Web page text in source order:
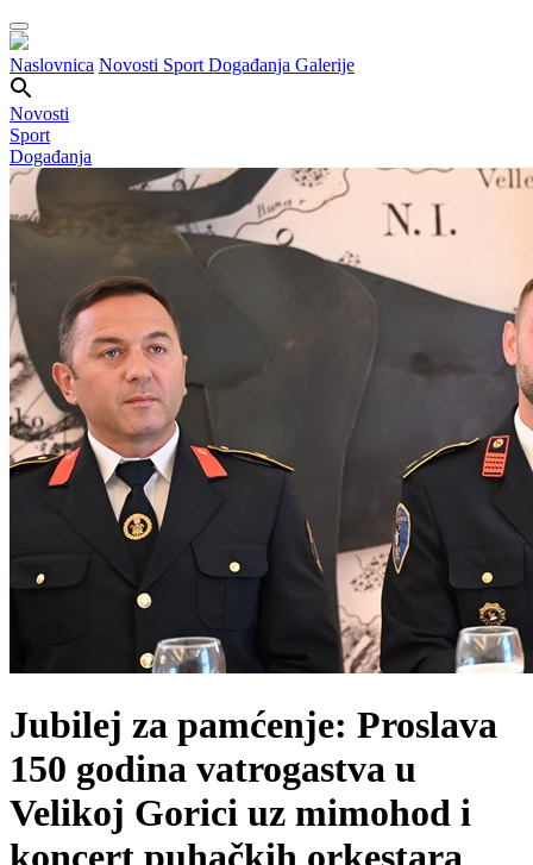
Naslovnica Novosti Sport Događanja Galerije
Novosti
Sport
Događanja
Jubilej za pamćenje: Proslava
150 godina vatrogastva u
Velikoj Gorici uz mimohod i